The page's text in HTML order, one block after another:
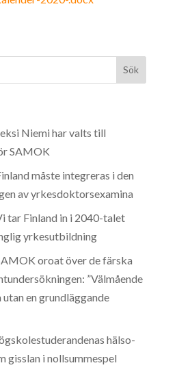
Niemi har valts till
SAMOK
måste integreras i den
av yrkesdoktorsexamina
tar Finland in i 2040-talet
yrkesutbildning
oroat över de färska
”Välmående
en grundläggande
hälso-
gisslan i nollsummespel